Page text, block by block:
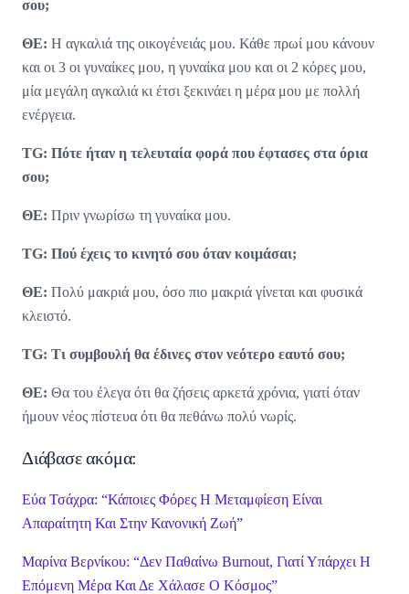
σου;
ΘΕ: Η αγκαλιά της οικογένειάς μου. Κάθε πρωί μου κάνουν
και οι 3 οι γυναίκες μου, η γυναίκα μου και οι 2 κόρες μου,
μία μεγάλη αγκαλιά κι έτσι ξεκινάει η μέρα μου με πολλή
ενέργεια.
TG: Πότε ήταν η τελευταία φορά που έφτασες στα όρια
σου;
ΘΕ: Πριν γνωρίσω τη γυναίκα μου.
TG: Πού έχεις το κινητό σου όταν κοιμάσαι;
ΘΕ: Πολύ μακριά μου, όσο πιο μακριά γίνεται και φυσικά
κλειστό.
TG: Τι συμβουλή θα έδινες στον νεότερο εαυτό σου;
ΘΕ: Θα του έλεγα ότι θα ζήσεις αρκετά χρόνια, γιατί όταν
ήμουν νέος πίστευα ότι θα πεθάνω πολύ νωρίς.
Διάβασε ακόμα:
Εύα Τσάχρα: “Κάποιες Φόρες Η Μεταμφίεση Είναι
Απαραίτητη Και Στην Κανονική Ζωή”
Μαρίνα Βερνίκου: “Δεν Παθαίνω Βurnout, Γιατί Υπάρχει Η
Επόμενη Μέρα Και Δε Χάλασε Ο Κόσμος”